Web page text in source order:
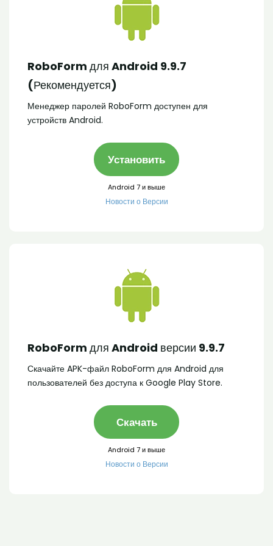
RoboForm для Android 9.9.7
(Рекомендуется)
Менеджер паролей RoboForm доступен для
устройств Android.
Установить
Android 7 и выше
Новости о Версии
RoboForm для Android версии 9.9.7
Скачайте APK-файл RoboForm для Android для
пользователей без доступа к Google Play Store.
Скачать
Android 7 и выше
Новости о Версии